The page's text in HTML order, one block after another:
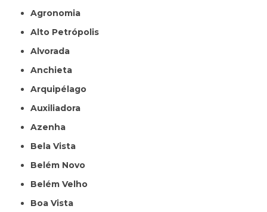
Agronomia
Alto Petrópolis
Alvorada
Anchieta
Arquipélago
Auxiliadora
Azenha
Bela Vista
Belém Novo
Belém Velho
Boa Vista